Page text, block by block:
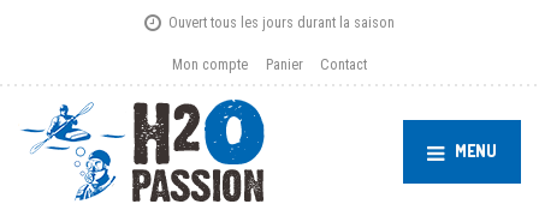
Ouvert tous les jours durant la saison
Mon compte Panier Contact
MENU